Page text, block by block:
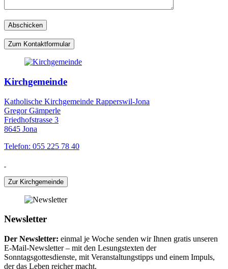
Zum Kontaktformular
Kirchgemeinde
Katholische Kirchgemeinde Rapperswil-Jona
Gregor Gämperle
Friedhofstrasse 3
8645 Jona
Telefon: 055 225 78 40
Zur Kirchgemeinde
Newsletter
Der Newsletter: einmal je Woche senden wir Ihnen gratis unseren
E-Mail-Newsletter – mit den Lesungstexten der
Sonntagsgottesdienste, mit Veranstaltungstipps und einem Impuls,
der das Leben reicher macht.